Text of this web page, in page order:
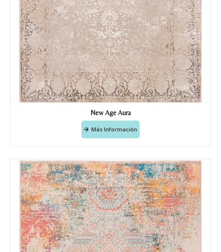
New Age Aura
Más Información
Correo electronico*
Tu mensaje.
Nombre y Referencia del producto
Acuerdo RGPD*
Doy mi consentimiento para que
esta web almacene la
información que envío para que
puedan responder a mi petición.
Recibir mi oferta